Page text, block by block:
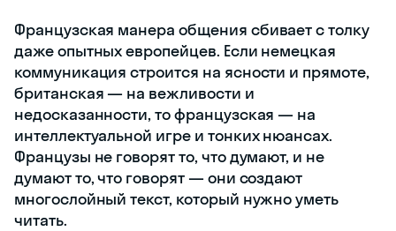
Французская манера общения сбивает с толку
даже опытных европейцев. Если немецкая
коммуникация строится на ясности и прямоте,
британская — на вежливости и
недосказанности, то французская — на
интеллектуальной игре и тонких нюансах.
Французы не говорят то, что думают, и не
думают то, что говорят — они создают
многослойный текст, который нужно уметь
читать.